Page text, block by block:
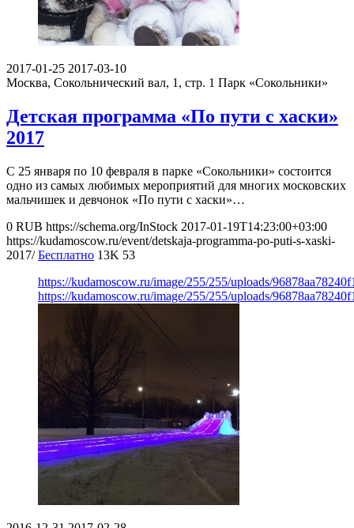
2017-01-25 2017-03-10
Москва, Сокольнический вал, 1, стр. 1 Парк «Сокольники»
Детская программа «По пути с хаски»
2017
С 25 января по 10 февраля в парке «Сокольники» состоится
одно из самых любимых мероприятий для многих московских
мальчишек и девчонок «По пути с хаски»…
0 RUB https://schema.org/InStock 2017-01-19T14:23:00+03:00
https://kudamoscow.ru/event/detskaja-programma-po-puti-s-xaski-
2017/ Бесплатно 13K 53
https://kudamoscow.ru/image/255/255/uploads/
https://kudamoscow.ru/image/255/255/uploads/